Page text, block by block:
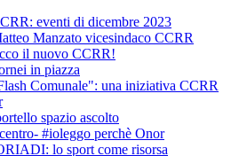
eventi di dicembre 2023
Manzato vicesindaco CCRR
il nuovo CCRR!
in piazza
Comunale": una iniziativa CCRR
spazio ascolto
#ioleggo perchè Onor
lo sport come risorsa